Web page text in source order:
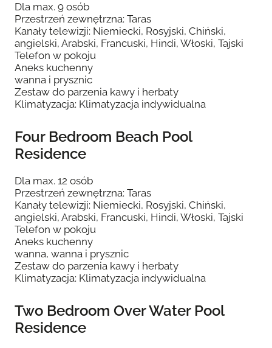
Dla max. 9 osób
Przestrzeń zewnętrzna: Taras
Kanały telewizji: Niemiecki, Rosyjski, Chiński,
angielski, Arabski, Francuski, Hindi, Włoski, Tajski
Telefon w pokoju
Aneks kuchenny
wanna i prysznic
Zestaw do parzenia kawy i herbaty
Klimatyzacja: Klimatyzacja indywidualna
Four Bedroom Beach Pool
Residence
Dla max. 12 osób
Przestrzeń zewnętrzna: Taras
Kanały telewizji: Niemiecki, Rosyjski, Chiński,
angielski, Arabski, Francuski, Hindi, Włoski, Tajski
Telefon w pokoju
Aneks kuchenny
wanna, wanna i prysznic
Zestaw do parzenia kawy i herbaty
Klimatyzacja: Klimatyzacja indywidualna
Two Bedroom Over Water Pool
Residence